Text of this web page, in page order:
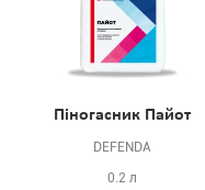
Піногасник Пайот
DEFENDA
0.2 л